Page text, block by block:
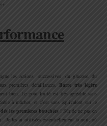
les actions successives du glucose, du
premières défaillances.Barre très légère
bien. Le goût fruité est très agréable sans
à mâcher, et c’est sans équivalent sur le
les premières bouchées ! Sûr de ne pas en
Je les ai utilisées essentiellement la nuit, où